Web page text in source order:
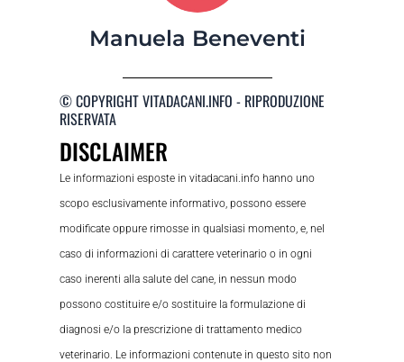
Manuela Beneventi
© COPYRIGHT VITADACANI.INFO - RIPRODUZIONE
RISERVATA
DISCLAIMER
Le informazioni esposte in vitadacani.info hanno uno
scopo esclusivamente informativo, possono essere
modificate oppure rimosse in qualsiasi momento, e, nel
caso di informazioni di carattere veterinario o in ogni
caso inerenti alla salute del cane, in nessun modo
possono costituire e/o sostituire la formulazione di
diagnosi e/o la prescrizione di trattamento medico
veterinario. Le informazioni contenute in questo sito non